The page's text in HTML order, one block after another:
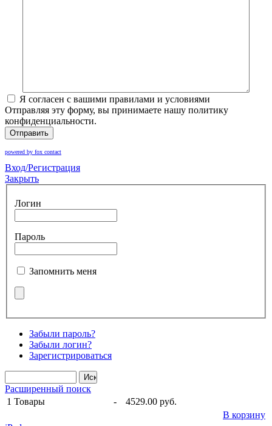
Я согласен с вашими правилами и условиями
Отправляя эту форму, вы принимаете нашу политику
конфиденциальности.
Отправить
powered by fox contact
Вход/Регистрация
Закрыть
Логин
Пароль
Запомнить меня
Забыли пароль?
Забыли логин?
Зарегистрироваться
Расширенный поиск
1 Товары -
4529.00 руб.
В корзину